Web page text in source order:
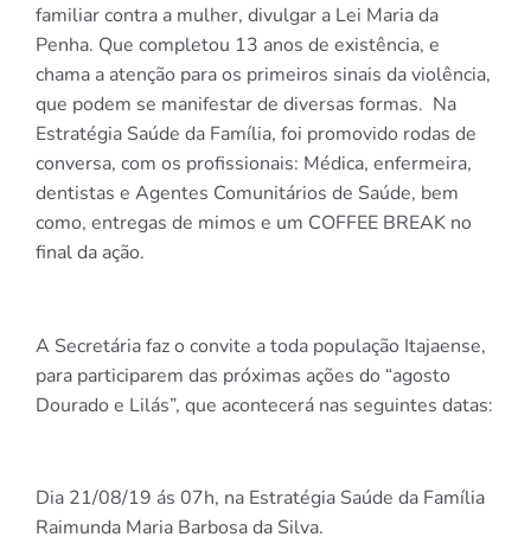
familiar contra a mulher, divulgar a Lei Maria da
Penha. Que completou 13 anos de existência, e
chama a atenção para os primeiros sinais da violência,
que podem se manifestar de diversas formas. Na
Estratégia Saúde da Família, foi promovido rodas de
conversa, com os profissionais: Médica, enfermeira,
dentistas e Agentes Comunitários de Saúde, bem
como, entregas de mimos e um COFFEE BREAK no
final da ação.
A Secretária faz o convite a toda população Itajaense,
para participarem das próximas ações do “agosto
Dourado e Lilás”, que acontecerá nas seguintes datas:
Dia 21/08/19 ás 07h, na Estratégia Saúde da Família
Raimunda Maria Barbosa da Silva.